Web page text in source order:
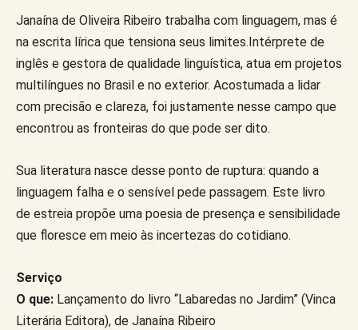
Janaína de Oliveira Ribeiro trabalha com linguagem, mas é
na escrita lírica que tensiona seus limites.Intérprete de
inglês e gestora de qualidade linguística, atua em projetos
multilíngues no Brasil e no exterior. Acostumada a lidar
com precisão e clareza, foi justamente nesse campo que
encontrou as fronteiras do que pode ser dito.
Sua literatura nasce desse ponto de ruptura: quando a
linguagem falha e o sensível pede passagem. Este livro
de estreia propõe uma poesia de presença e sensibilidade
que floresce em meio às incertezas do cotidiano.
Serviço
O que: Lançamento do livro “Labaredas no Jardim” (Vinca
Literária Editora), de Janaína Ribeiro